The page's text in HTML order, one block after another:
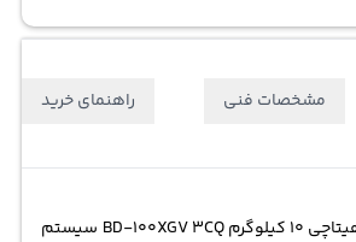
مشخصات فنی
راهنمای خرید
ماشین لباسشویی هیتاچی 10 کیلوگرم BD-100XGV 3CQ سیستم